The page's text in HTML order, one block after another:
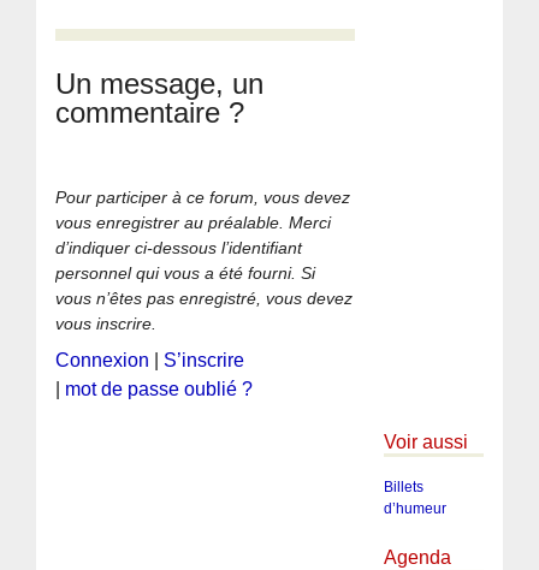
Un message, un
commentaire ?
Pour participer à ce forum, vous devez
vous enregistrer au préalable. Merci
d’indiquer ci-dessous l’identifiant
personnel qui vous a été fourni. Si
vous n’êtes pas enregistré, vous devez
vous inscrire.
Connexion
S’inscrire
mot de passe oublié ?
Voir aussi
Billets
d’humeur
Agenda